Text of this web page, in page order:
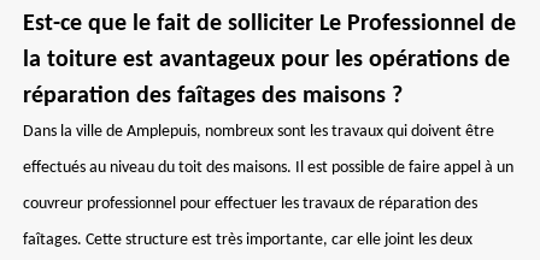
Est-ce que le fait de solliciter Le Professionnel de
la toiture est avantageux pour les opérations de
réparation des faîtages des maisons ?
Dans la ville de Amplepuis, nombreux sont les travaux qui doivent être
effectués au niveau du toit des maisons. Il est possible de faire appel à un
couvreur professionnel pour effectuer les travaux de réparation des
faîtages. Cette structure est très importante, car elle joint les deux